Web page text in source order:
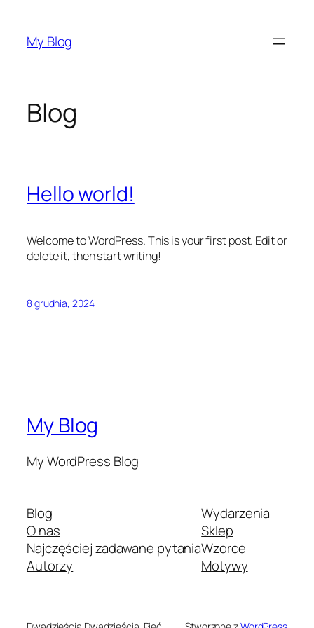
treściMy Blog
Blog
Hello world!
Welcome to WordPress. This is your first post. Edit or
delete it, then start writing!
8 grudnia, 2024
My Blog
My WordPress Blog
Blog
O nas
Najczęściej zadawane pytania
Autorzy
Wydarzenia
Sklep
Wzorce
Motywy